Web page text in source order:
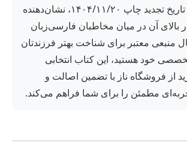
نوبت چاپ ۱۲ و تاریخ تجدید چاپ ۱۴۰۴/۱۱/۲۰، نشان‌دهنده
بالای آن در میان مخاطبان فارسی‌زبان
منبعی معتبر برای شناخت بهتر فرزندتان
خود هستید، این کتاب انتخابی
از فروشگاه ناز با تضمین اصالت و
مطمئن را برای شما فراهم می‌کند.